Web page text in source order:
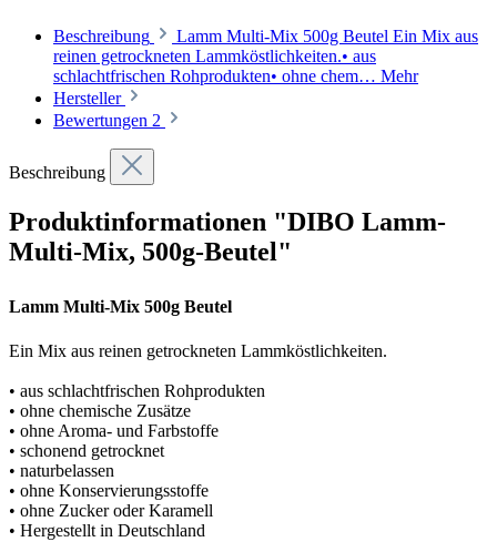
Beschreibung
Lamm Multi-Mix 500g Beutel Ein Mix aus
reinen getrockneten Lammköstlichkeiten.• aus
schlachtfrischen Rohprodukten• ohne chem… Mehr
Hersteller
Bewertungen 2
Beschreibung
Produktinformationen "DIBO Lamm-
Multi-Mix, 500g-Beutel"
Lamm Multi-Mix 500g Beutel
Ein Mix aus reinen getrockneten Lammköstlichkeiten.
• aus schlachtfrischen Rohprodukten
• ohne chemische Zusätze
• ohne Aroma- und Farbstoffe
• schonend getrocknet
• naturbelassen
• ohne Konservierungsstoffe
• ohne Zucker oder Karamell
• Hergestellt in Deutschland